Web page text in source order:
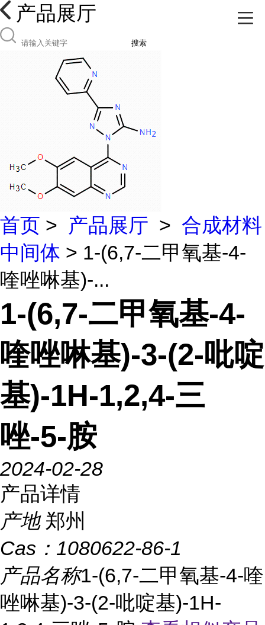
产品展厅
搜索
首页 > 产品展厅 > 合成材料
中间体 > 1-(6,7-二甲氧基-4-
喹唑啉基)-...
1-(6,7-二甲氧基-4-
喹唑啉基)-3-(2-吡啶
基)-1H-1,2,4-三
唑-5-胺
2024-02-28
产品详情
产地 郑州
Cas： 1080622-86-1
产品名称1-(6,7-二甲氧基-4-喹
唑啉基)-3-(2-吡啶基)-1H-